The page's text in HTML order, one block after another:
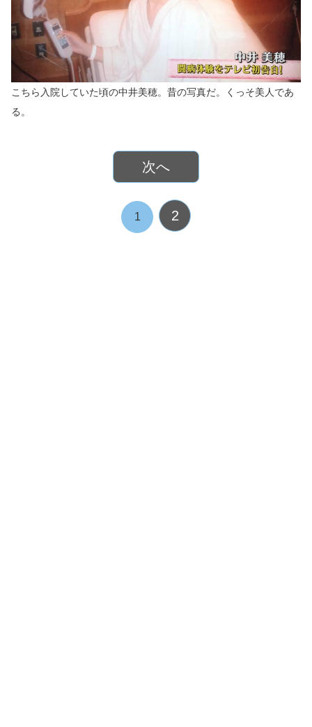
こちら入院していた頃の中井美穂。昔の写真だ。くっそ美人であ
る。
次へ
1 2